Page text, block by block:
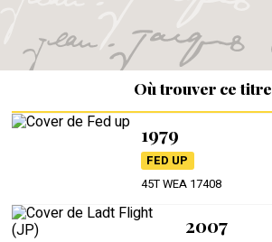
Où trouver ce titre
1979
FED UP
45T WEA 17408
2007